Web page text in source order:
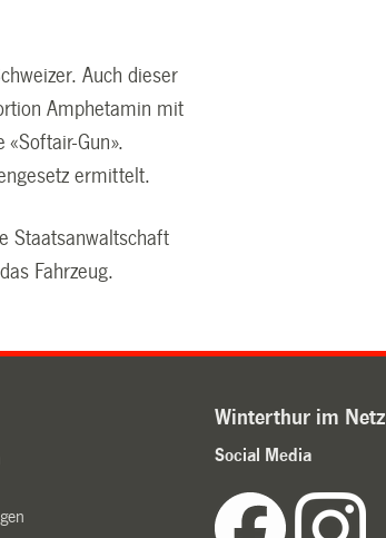
Auch dieser
Amphetamin mit
Gun».
ermittelt.
Staatsanwaltschaft
Fahrzeug.
Winterthur im Netz
Social Media